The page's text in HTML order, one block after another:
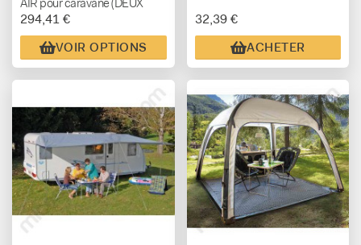
TAILLES)
294,41 €
VOIR OPTIONS
32,39 €
ACHETER